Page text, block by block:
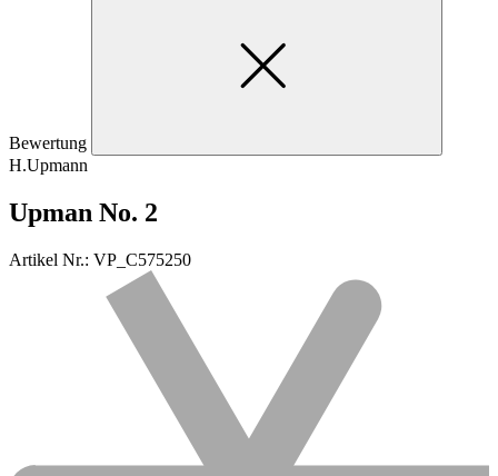
Bewertung
H.Upmann
Upman No. 2
Artikel Nr.: VP_C575250